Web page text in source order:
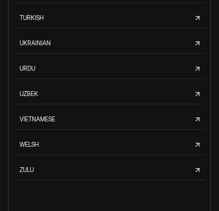
TURKISH
UKRAINIAN
URDU
UZBEK
VIETNAMESE
WELSH
ZULU